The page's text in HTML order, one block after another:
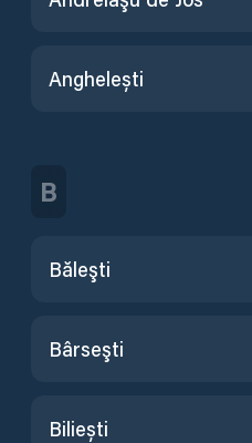
Anghelești
B
Băleşti
Bârseşti
Biliești